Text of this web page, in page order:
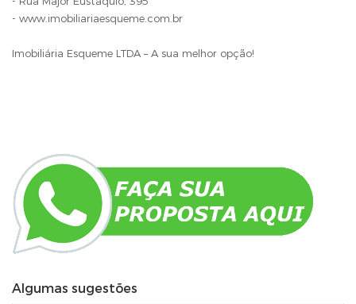
- www.imobiliariaesqueme.com.br
Imobiliária Esqueme LTDA – A sua melhor opção!
Algumas sugestões